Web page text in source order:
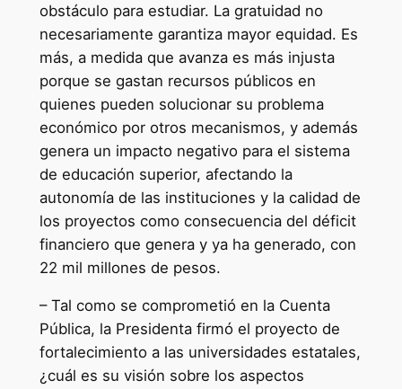
obstáculo para estudiar. La gratuidad no
necesariamente garantiza mayor equidad. Es
más, a medida que avanza es más injusta
porque se gastan recursos públicos en
quienes pueden solucionar su problema
económico por otros mecanismos, y además
genera un impacto negativo para el sistema
de educación superior, afectando la
autonomía de las instituciones y la calidad de
los proyectos como consecuencia del déficit
financiero que genera y ya ha generado, con
22 mil millones de pesos.
– Tal como se comprometió en la Cuenta
Pública, la Presidenta firmó el proyecto de
fortalecimiento a las universidades estatales,
¿cuál es su visión sobre los aspectos